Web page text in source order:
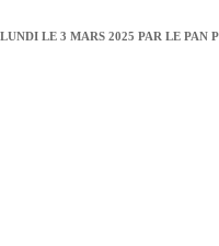
LUNDI LE 3 MARS 2025 PAR LE PAN